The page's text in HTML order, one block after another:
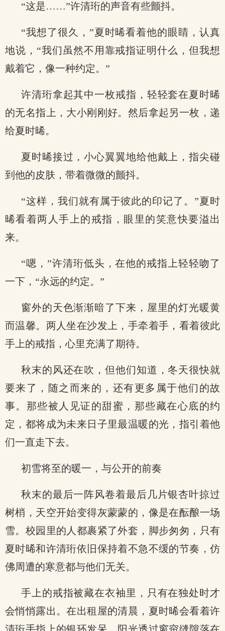
“这是……”许清珩的声音有些颤抖。
“我想了很久，”夏时晞看着他的眼睛，认真
地说，“我们虽然不用靠戒指证明什么，但我想
戴着它，像一种约定。”
许清珩拿起其中一枚戒指，轻轻套在夏时晞
的无名指上，大小刚刚好。然后拿起另一枚，递
给夏时晞。
夏时晞接过，小心翼翼地给他戴上，指尖碰
到他的皮肤，带着微微的颤抖。
“这样，我们就有属于彼此的印记了。”夏时
晞看着两人手上的戒指，眼里的笑意快要溢出
来。
“嗯，”许清珩低头，在他的戒指上轻轻吻了
一下，“永远的约定。”
窗外的天色渐渐暗了下来，屋里的灯光暖黄
而温馨。两人坐在沙发上，手牵着手，看着彼此
手上的戒指，心里充满了期待。
秋末的风还在吹，但他们知道，冬天很快就
要来了，随之而来的，还有更多属于他们的故
事。那些被人见证的甜蜜，那些藏在心底的约
定，都将成为未来日子里最温暖的光，指引着他
们一直走下去。
初雪将至的暖一，与公开的前奏
秋末的最后一阵风卷着最后几片银杏叶掠过
树梢，天空开始变得灰蒙蒙的，像是在酝酿一场
雪。校园里的人都裹紧了外套，脚步匆匆，只有
夏时晞和许清珩依旧保持着不急不缓的节奏，仿
佛周遭的寒意都与他们无关。
手上的戒指被藏在衣袖里，只有在独处时才
会悄悄露出。在出租屋的清晨，夏时晞会看着许